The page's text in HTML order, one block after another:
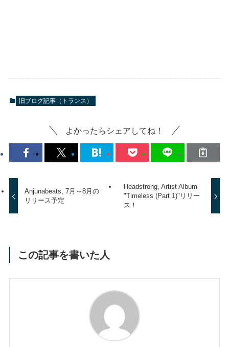
旧ブログ記事（トランス）
よかったらシェアしてね！
Anjunabeats, 7月～8月の
リリース予定
Headstrong, Artist Album
"Timeless (Part 1)"リリー
ス！
この記事を書いた人